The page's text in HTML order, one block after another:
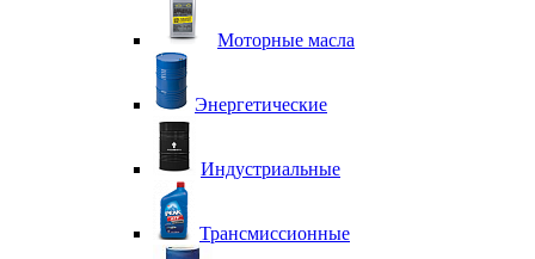
Моторные масла
Энергетические
Индустриальные
Трансмиссионные